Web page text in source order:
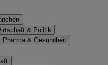
& Politik
Pharma & Gesundheit